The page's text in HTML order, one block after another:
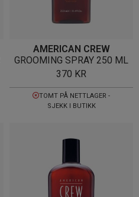
AMERICAN CREW
GROOMING SPRAY 250 ML
370 KR
TOMT PÅ NETTLAGER -
SJEKK I BUTIKK